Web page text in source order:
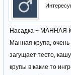
Насадка + МАННАЯ
Манная крупа,
загущает тесто,
крупы в какие то